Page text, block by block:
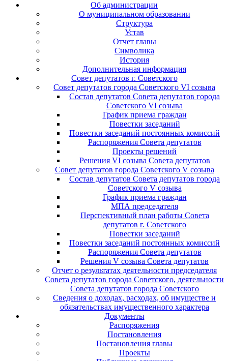
Об администрации
О муниципальном образовании
Структура
Устав
Отчет главы
Символика
История
Дополнительная информация
Совет депутатов г. Советского
Совет депутатов города Советского VI созыва
Состав депутатов Совета депутатов города
Советского VI созыва
График приема граждан
Повестки заседаний
Повестки заседаний постоянных комиссий
Распоряжения Совета депутатов
Проекты решений
Решения VI созыва Совета депутатов
Совет депутатов города Советского V созыва
Состав депутатов Совета депутатов города
Советского V созыва
График приема граждан
МПА председателя
Перспективный план работы Совета
депутатов г. Советского
Повестки заседаний
Повестки заседаний постоянных комиссий
Распоряжения Совета депутатов
Решения V созыва Совета депутатов
Отчет о результатах деятельности председателя
Совета депутатов города Советского, деятельности
Совета депутатов города Советского
Сведения о доходах, расходах, об имуществе и
обязательствах имущественного характера
Документы
Распоряжения
Постановления
Постановления главы
Проекты